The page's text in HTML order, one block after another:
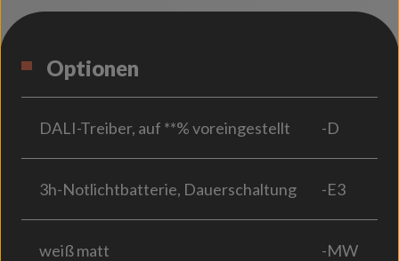
Optionen
DALI-Treiber, auf **% voreingestellt -D
3h-Notlichtbatterie, Dauerschaltung -E3
weiß matt -MW